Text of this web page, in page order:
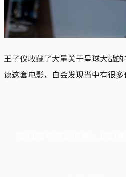
王子仪收藏了大量关于星球大战
读这套电影，自会发现当中有很多